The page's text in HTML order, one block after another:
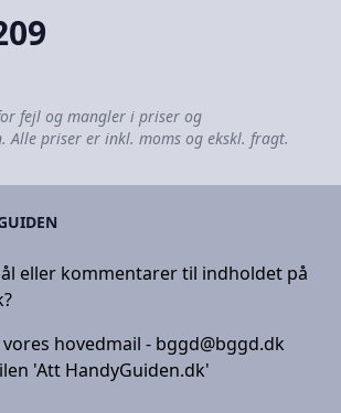
fejl og mangler i priser og
priser er inkl. moms og ekskl. fragt.
eller kommentarer til indholdet på
hovedmail - bggd@bggd.dk
'Att HandyGuiden.dk'